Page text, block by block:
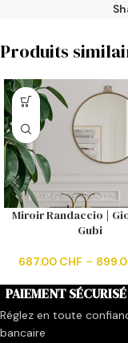
Produits
Miroir Randaccio |
Gubi
687.00 CHF –
PAIEMENT SÉCURISÉ
Réglez en toute
bancaire